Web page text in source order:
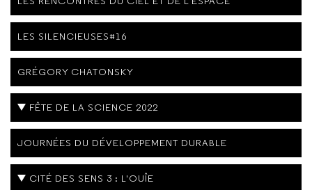
LES SILENCIEUSES#16
GRÉGORY CHATONSKY
FÊTE DE LA SCIENCE 2022
JOURNÉES DU DÉVELOPPEMENT DURABLE
CITÉ DES SENS 3 : L'OUÎE